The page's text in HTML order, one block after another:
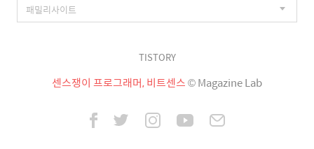
TISTORY
센스쟁이 프로그래머, 비트센스© Magazine Lab